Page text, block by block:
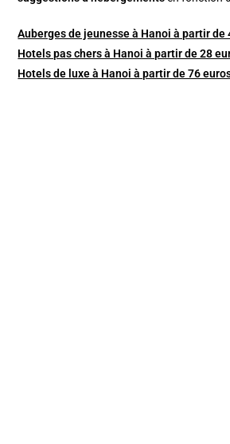
Auberges de jeunesse à Hanoi à partir de
Hotels pas chers à Hanoi à partir de 28
Hotels de luxe à Hanoi à partir de 76